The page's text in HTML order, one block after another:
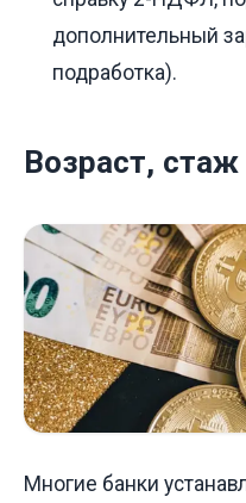
дополнительный
подработка).
Возраст, стаж
Многие банки